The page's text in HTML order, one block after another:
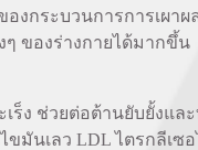
กระบวนการการเผาผ
ๆ ของร่างกายได้มากขึ้น
ช่วยต่อต้านยับยั้งและ
เลว LDL ไตรกลีเซอ